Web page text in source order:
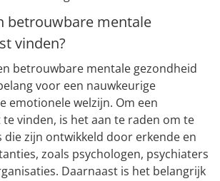
betrouwbare mentale
vinden?
betrouwbare mentale gezondheid
voor een nauwkeurige
emotionele welzijn. Om een
vinden, is het aan te raden om te
die zijn ontwikkeld door erkende en
zoals psychologen, psychiaters
Daarnaast is het belangrijk